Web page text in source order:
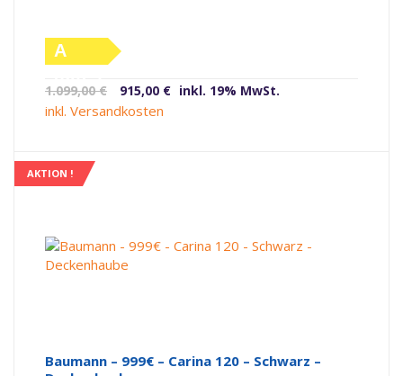
A
Label)
1.099,00€
Ursprünglicher
Preis
915,00 € Aktueller
inkl. 19% MwSt.
inkl. Versandkosten
AKTION !
Baumann – 999€ – Carina 120 – Schwarz –